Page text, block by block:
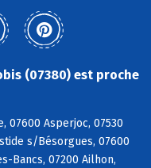
(07380) est proche
07600 Asperjoc, 07530
s/Bésorgues, 07600
Bancs, 07200 Ailhon,